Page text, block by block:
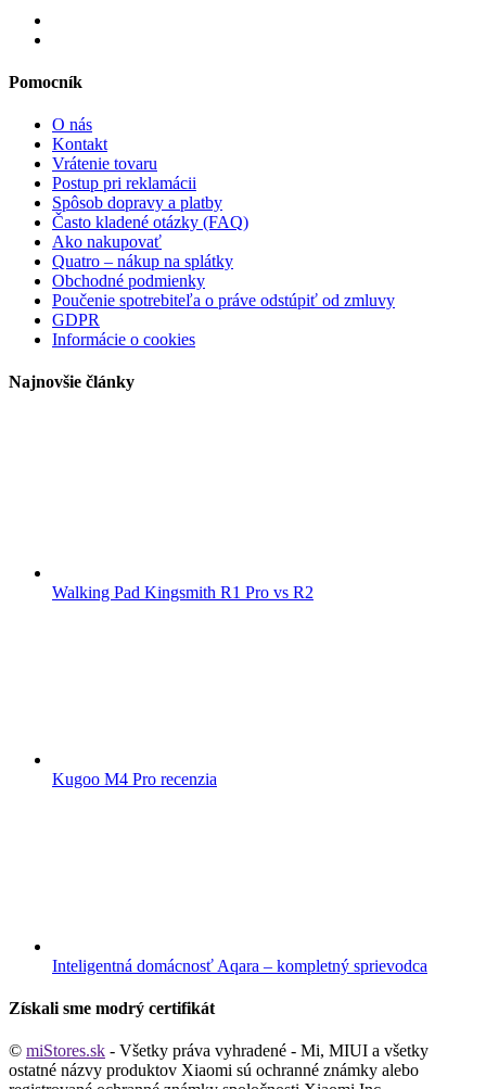
Pomocník
O nás
Kontakt
Vrátenie tovaru
Postup pri reklamácii
Spôsob dopravy a platby
Často kladené otázky (FAQ)
Ako nakupovať
Quatro – nákup na splátky
Obchodné podmienky
Poučenie spotrebiteľa o práve odstúpiť od zmluvy
GDPR
Informácie o cookies
Najnovšie články
Walking Pad Kingsmith R1 Pro vs R2
Kugoo M4 Pro recenzia
Inteligentná domácnosť Aqara – kompletný sprievodca
Získali sme modrý certifikát
© miStores.sk - Všetky práva vyhradené - Mi, MIUI a všetky
ostatné názvy produktov Xiaomi sú ochranné známky alebo